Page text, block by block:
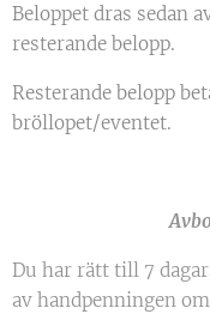
Beloppet dras sedan
resterande belopp.
Resterande belopp
bröllopet/eventet.
Du har rätt till 7
av handpenningen